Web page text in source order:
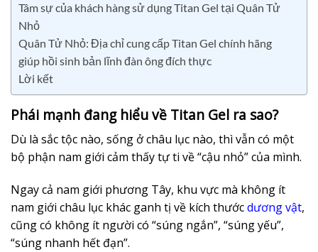
Tâm sự của khách hàng sử dụng Titan Gel tại Quân Tử
Nhỏ
Quân Tử Nhỏ: Địa chỉ cung cấp Titan Gel chính hãng
giúp hồi sinh bản lĩnh đàn ông đích thực
Lời kết
Phái mạnh đang hiểu về Titan Gel ra sao?
Dù là sắc tộc nào, sống ở châu lục nào, thì vẫn có một
bộ phận nam giới cảm thấy tự ti về “cậu nhỏ” của mình.
Ngay cả nam giới phương Tây, khu vực mà không ít
nam giới châu lục khác ganh tị về kích thướcdương vật,
cũng có không ít người có “súng ngắn”, “súng yếu”,
“súng nhanh hết đạn”.